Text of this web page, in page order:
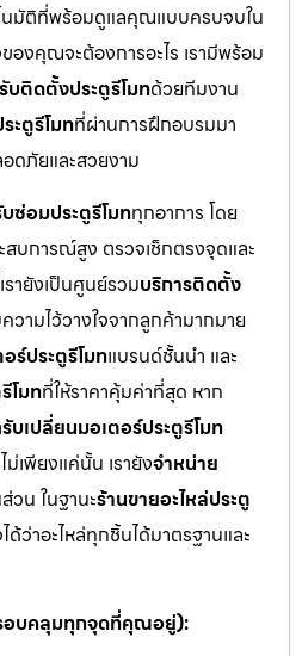
นมัติที่พร้อมดูแลคุณแบบครบจบใน
องคุณจะต้องการอะไร เรามีพร้อม
รับติดตั้งประตูรีโมทด้วยทีมงาน
ะตูรีโมทที่ผ่านการฝึกอบรมมา
ดภัยและสวยงาม
ซ่อมประตูรีโมททุกอาการ โดย
สบการณ์สูง ตรวจเช็กตรงจุดและ
รายังเป็นศูนย์รวมบริการติดตั้ง
วามไว้วางใจจากลูกค้ามากมาย
ร์ประตูรีโมทแบรนด์ชั้นนำ และ
โมทที่ให้ราคาคุ้มค่าที่สุด หาก
รับเปลี่ยนมอเตอร์ประตูรีโมท
เพียงแค่นั้น เรายังจำหน่าย
วน ในฐานะร้านขายอะไหล่ประตู
ว่าอะไหล่ทุกชิ้นได้มาตรฐานและ
อบคลุมทุกจุดที่คุณอยู่):